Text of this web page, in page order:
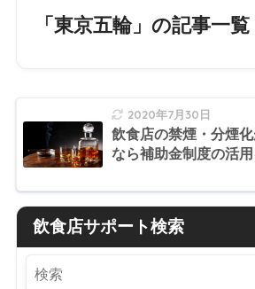
「東京五輪」の記事一覧
2020年7月30日
飲食店の禁煙・分煙
なら補助金制度の活用
飲食店サポート検索